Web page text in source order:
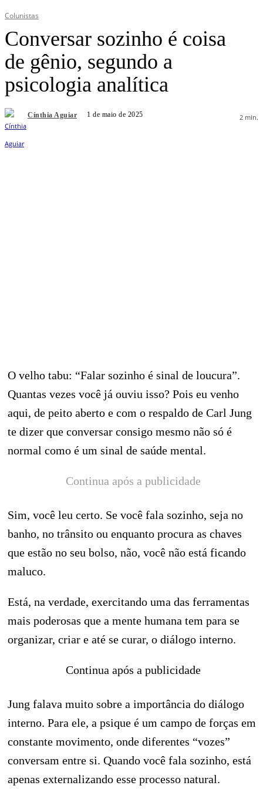
Colunistas
Conversar sozinho é coisa
de gênio, segundo a
psicologia analítica
Cínthia Aguiar 1 de maio de 2025 2 min.
O velho tabu: “Falar sozinho é sinal de loucura”.
Quantas vezes você já ouviu isso? Pois eu venho
aqui, de peito aberto e com o respaldo de Carl Jung
te dizer que conversar consigo mesmo não só é
normal como é um sinal de saúde mental.
Continua após a publicidade
Sim, você leu certo. Se você fala sozinho, seja no
banho, no trânsito ou enquanto procura as chaves
que estão no seu bolso, não, você não está ficando
maluco.
Está, na verdade, exercitando uma das ferramentas
mais poderosas que a mente humana tem para se
organizar, criar e até se curar, o diálogo interno.
Continua após a publicidade
Jung falava muito sobre a importância do diálogo
interno. Para ele, a psique é um campo de forças em
constante movimento, onde diferentes “vozes”
conversam entre si. Quando você fala sozinho, está
apenas externalizando esse processo natural.